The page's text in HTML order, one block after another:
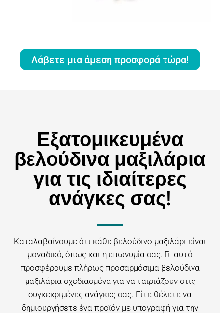
Λάβετε μια άμεση προσφορά τώρα!
Εξατομικευμένα
βελούδινα μαξιλάρια
για τις ιδιαίτερες
ανάγκες σας!
Καταλαβαίνουμε ότι κάθε βελούδινο μαξιλάρι είναι
μοναδικό, όπως και η επωνυμία σας. Γι' αυτό
προσφέρουμε πλήρως προσαρμόσιμα βελούδινα
μαξιλάρια σχεδιασμένα για να ταιριάζουν στις
συγκεκριμένες ανάγκες σας. Είτε θέλετε να
δημιουργήσετε ένα προϊόν με υπογραφή για την